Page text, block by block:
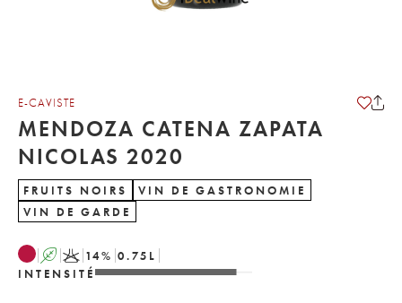
E-CAVISTE
MENDOZA CATENA ZAPATA
NICOLAS 2020
FRUITS NOIRS
VIN DE GASTRONOMIE
VIN DE GARDE
A K 14% 0.75 L
INTENSITÉ